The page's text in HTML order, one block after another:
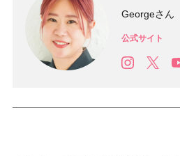
Georgeさん
公式サイト